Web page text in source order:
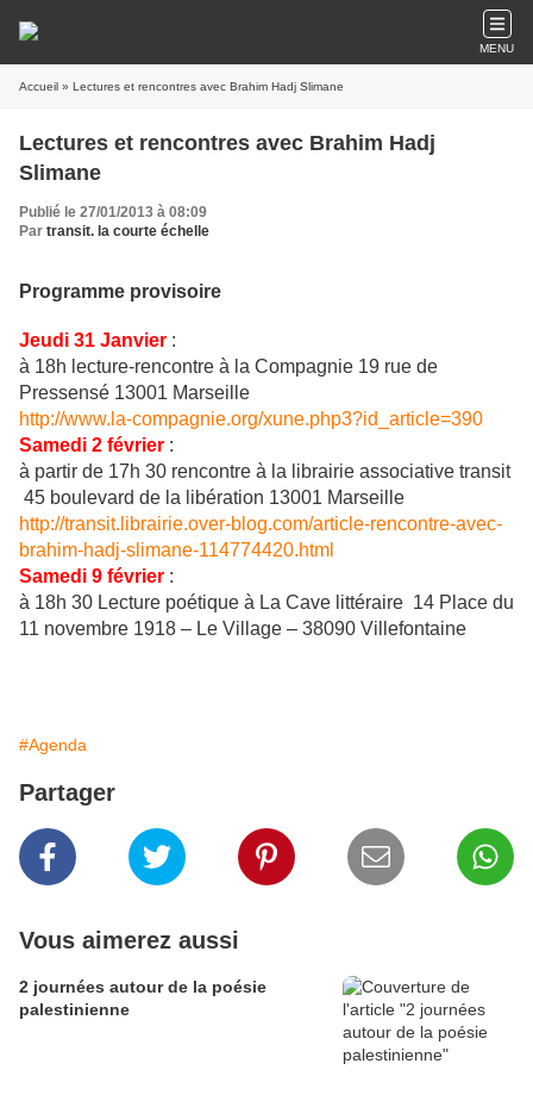
MENU
Accueil » Lectures et rencontres avec Brahim Hadj Slimane
Lectures et rencontres avec Brahim Hadj
Slimane
Publié le 27/01/2013 à 08:09
Par transit. la courte échelle
Programme provisoire
Jeudi 31 Janvier :
à 18h lecture-rencontre à la Compagnie 19 rue de
Pressensé 13001 Marseille
http://www.la-compagnie.org/xune.php3?id_article=390
Samedi 2 février :
à partir de 17h 30 rencontre à la librairie associative transit
45 boulevard de la libération 13001 Marseille
http://transit.librairie.over-blog.com/article-rencontre-avec-
brahim-hadj-slimane-114774420.html
Samedi 9 février :
à 18h 30 Lecture poétique à La Cave littéraire 14 Place du
11 novembre 1918 – Le Village – 38090 Villefontaine
#Agenda
Partager
Vous aimerez aussi
2 journées autour de la poésie
palestinienne